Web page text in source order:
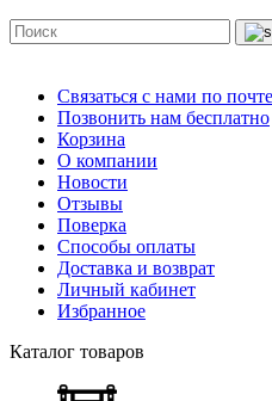
Связаться с нами по почте
Позвонить нам бесплатно
Корзина
О компании
Новости
Отзывы
Поверка
Способы оплаты
Доставка и возврат
Личный кабинет
Избранное
Каталог товаров